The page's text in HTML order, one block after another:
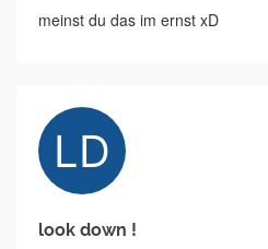
meinst du das im ernst xD
look down !